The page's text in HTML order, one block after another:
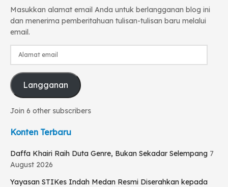
Masukkan alamat email Anda untuk berlangganan blog ini
dan menerima pemberitahuan tulisan-tulisan baru melalui
email.
Langganan
Join 6 other subscribers
Konten Terbaru
Daffa Khairi Raih Duta Genre, Bukan Sekadar Selempang 7
August 2026
Yayasan STIKes Indah Medan Resmi Diserahkan kepada